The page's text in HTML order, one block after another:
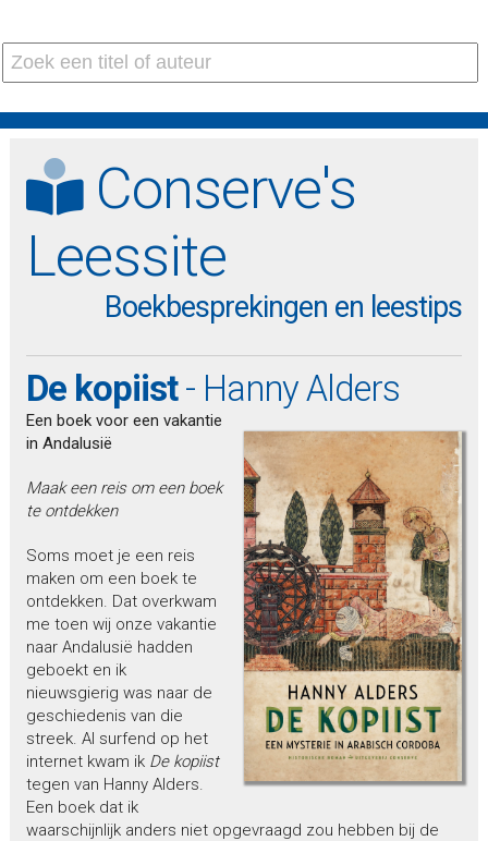
Conserve's
Leessite
Boekbesprekingen en leestips
De kopiist- Hanny Alders
Een boek voor een vakantie
in Andalusië
Maak een reis om een boek
te ontdekken
Soms moet je een reis
maken om een boek te
ontdekken. Dat overkwam
me toen wij onze vakantie
naar Andalusië hadden
geboekt en ik
nieuwsgierig was naar de
geschiedenis van die
streek. Al surfend op het
internet kwam ik De kopiist
tegen van Hanny Alders.
Een boek dat ik
waarschijnlijk anders niet opgevraagd zou hebben bij de